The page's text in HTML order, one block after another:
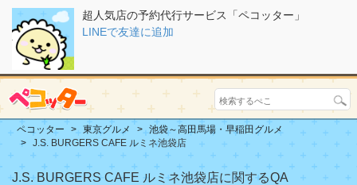
超人気店の予約代行サービス「ペコッター」
LINEで友達に追加
ペコッター 東京グルメ
池袋～高田馬場・早稲田グルメ
J.S. BURGERS CAFE ルミネ池袋店
J.S. BURGERS CAFE ルミネ池袋店に関するQA